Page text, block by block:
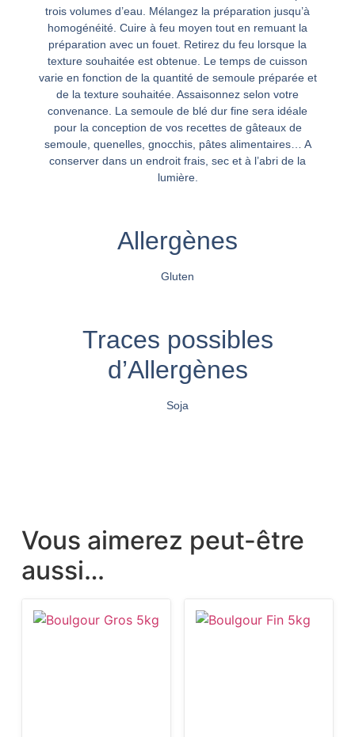
trois volumes d’eau. Mélangez la préparation jusqu’à
homogénéité. Cuire à feu moyen tout en remuant la
préparation avec un fouet. Retirez du feu lorsque la
texture souhaitée est obtenue. Le temps de cuisson
varie en fonction de la quantité de semoule préparée et
de la texture souhaitée. Assaisonnez selon votre
convenance. La semoule de blé dur fine sera idéale
pour la conception de vos recettes de gâteaux de
semoule, quenelles, gnocchis, pâtes alimentaires… A
conserver dans un endroit frais, sec et à l’abri de la
lumière.
Allergènes
Gluten
Traces possibles
d’Allergènes
Soja
Vous aimerez peut-être
aussi…